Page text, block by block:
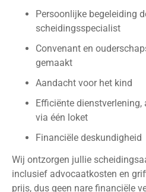
Persoonlijke begeleiding
scheidingsspecialist
Convenant en
gemaakt​
Aandacht voor het kind
Efficiënte
via één loket
Financiële deskundigheid
Wij ontzorgen jullie
inclusief advocaatkosten en
prijs, dus geen nare financiële